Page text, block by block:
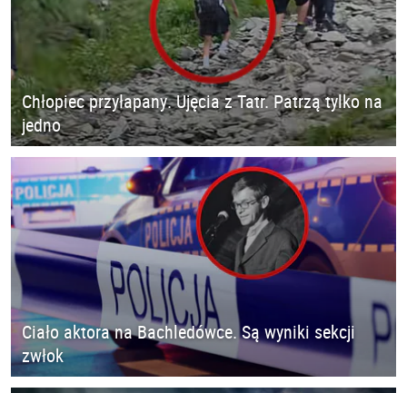
Chłopiec przyłapany. Ujęcia z Tatr. Patrzą tylko na
jedno
Ciało aktora na Bachledówce. Są wyniki sekcji
zwłok